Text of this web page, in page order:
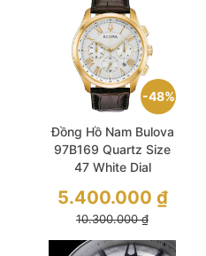
48%
Đồng Hồ Nam Bulova
97B169 Quartz Size
47 White Dial
Case
10.300.000₫
5.400.000 ₫